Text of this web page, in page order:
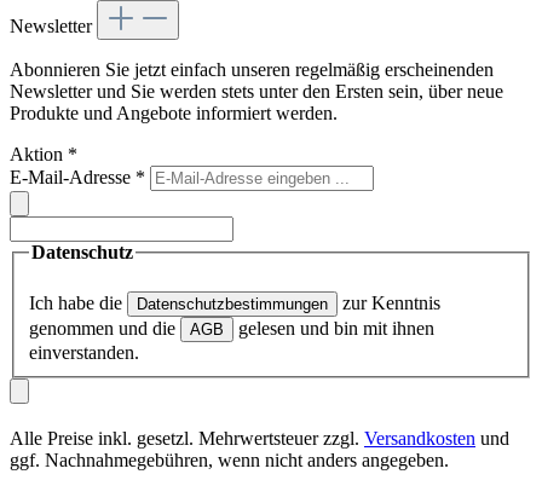
Newsletter
Abonnieren Sie jetzt einfach unseren regelmäßig erscheinenden
Newsletter und Sie werden stets unter den Ersten sein, über neue
Produkte und Angebote informiert werden.
Aktion *
E-Mail-Adresse *
Datenschutz
Ich habe die Datenschutzbestimmungen
zur Kenntnis
genommen und die
AGB
gelesen und bin mit ihnen
einverstanden.
Alle Preise inkl. gesetzl. Mehrwertsteuer zzgl. Versandkosten und
ggf. Nachnahmegebühren, wenn nicht anders angegeben.